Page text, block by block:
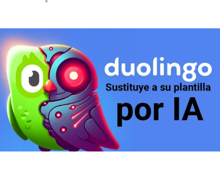
Duolingo
despide
y
sustituye
a
su
plantilla
por
IA